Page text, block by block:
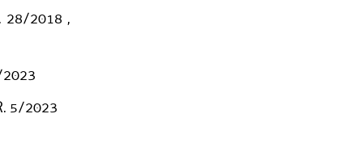
28/2018 ,
2023
5/2023